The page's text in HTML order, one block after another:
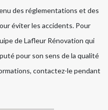
des réglementations et des
éviter les accidents. Pour
de Lafleur Rénovation qui
pour son sens de la qualité
contactez-le pendant